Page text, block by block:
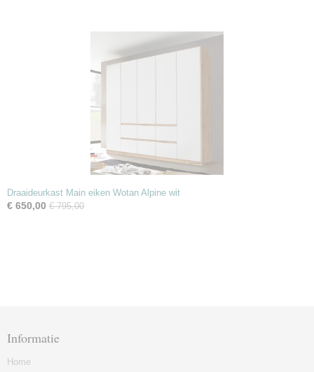
Draaideurkast Main eiken Wotan Alpine wit
€ 650,00 € 795,00
Informatie
Home